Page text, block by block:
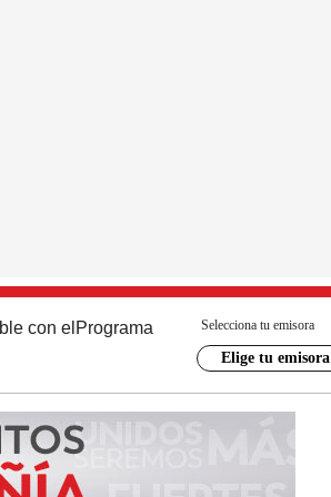
con el Programa Selecciona tu emisora
Elige tu emisora